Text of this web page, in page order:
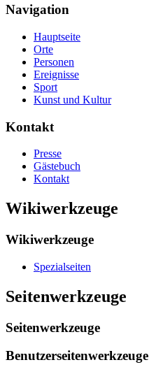
Navigation
Hauptseite
Orte
Personen
Ereignisse
Sport
Kunst und Kultur
Kontakt
Presse
Gästebuch
Kontakt
Wikiwerkzeuge
Wikiwerkzeuge
Spezialseiten
Seitenwerkzeuge
Seitenwerkzeuge
Benutzerseitenwerkzeuge